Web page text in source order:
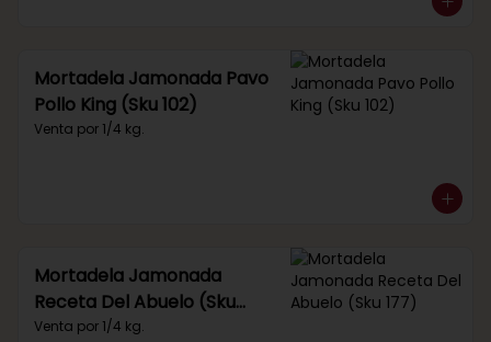
Mortadela Jamonada Pavo
Pollo King (Sku 102)
Venta por 1/4 kg.
Mortadela Jamonada
Receta Del Abuelo (Sku
177)
Venta por 1/4 kg.